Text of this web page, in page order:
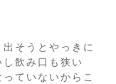
そうとやっきに
飲み口も狭い
ていないからこ